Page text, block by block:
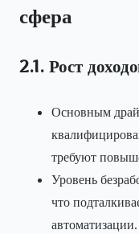
сфера
2.1. Рост
Основным
требуют
Уровень
что